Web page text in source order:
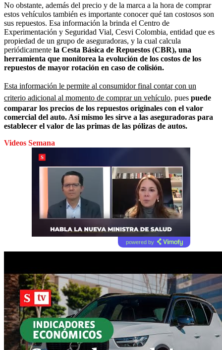
No obstante, además del precio y de la marca a la hora de comprar
estos vehículos también es importante conocer qué tan costosos son
sus repuestos. Esa información la brinda el Centro de
Experimentación y Seguridad Vial, Cesvi Colombia, entidad que es
propiedad de un grupo de aseguradoras, y la cual calcula
periódicamente la Cesta Básica de Repuestos (CBR), una
herramienta que monitorea la evolución de los costos de los
repuestos de mayor rotación en caso de colisión.
Esta información le permite al consumidor final contar con un
criterio adicional al momento de comprar un vehículo, pues puede
comparar los precios de los repuestos originales con el valor
comercial del auto. Así mismo les sirve a las aseguradoras para
establecer el valor de las primas de las pólizas de autos.
Videos Semana
powered by